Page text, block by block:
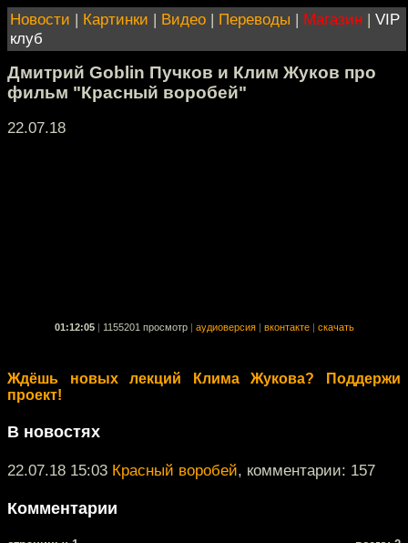
Новости | Картинки | Видео | Переводы | Магазин | VIP
клуб
Дмитрий Goblin Пучков и Клим Жуков про
фильм "Красный воробей"
22.07.18
01:12:05 1155201 просмотр аудиоверсия вконтакте скачать
Ждёшь новых лекций Клима Жукова? Поддержи
проект!
В новостях
22.07.18 15:03 Красный воробей, комментарии: 157
Комментарии